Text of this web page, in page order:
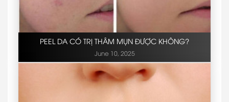
PEEL DA CÓ TRỊ THÂM MỤN ĐƯỢC KHÔNG?
June 10, 2025